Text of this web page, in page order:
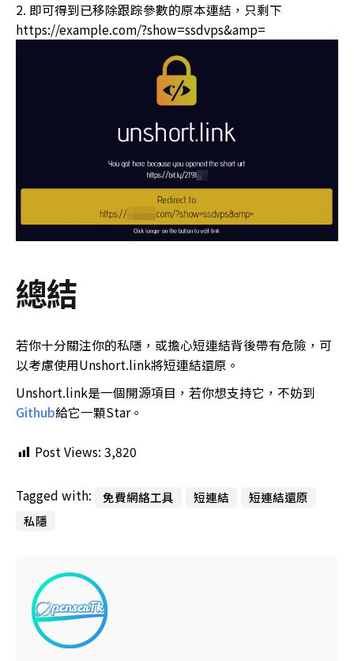
即可得到已移除跟踪參數的原本連結，只剩下
https://example.com/?show=ssdvps&amp=
總結
若你十分關注你的私隱，或擔心短連結背後帶有危險，可
以考慮使用Unshort.link將短連結還原。
Unshort.link是一個開源項目，若你想支持它，不妨到
Github給它一顆Star。
Post Views: 3,820
Tagged with: 免費網絡工具 短連結
短連結還原
私隱